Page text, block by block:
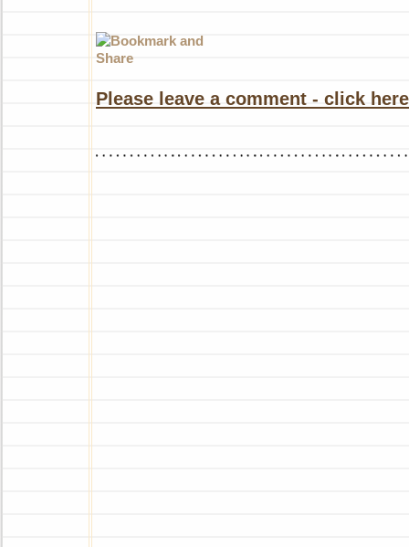
Please leave a comment - click